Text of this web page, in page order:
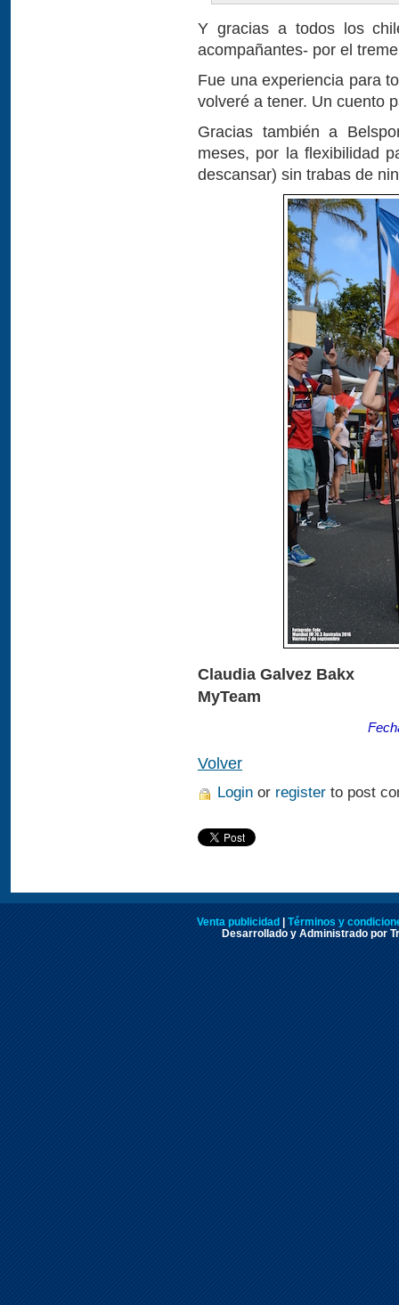
Y gracias a todos los
acompañantes- por el
Fue una experiencia para
volveré a tener. Un cuento
Gracias también a
meses, por la flexibilidad
descansar) sin trabas de
Claudia Galvez Bakx
MyTeam
Volver
Login or register to post
Venta publicidad
Términos y
Desarrollado y Administrado por